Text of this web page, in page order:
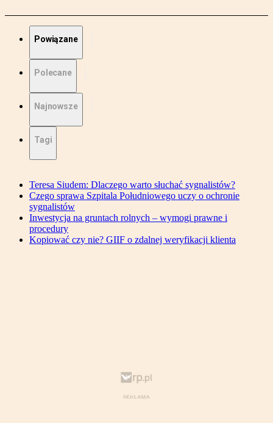
Powiązane
Polecane
Najnowsze
Tagi
Teresa Siudem: Dlaczego warto słuchać sygnalistów?
Czego sprawa Szpitala Południowego uczy o ochronie
sygnalistów
Inwestycja na gruntach rolnych – wymogi prawne i
procedury
Kopiować czy nie? GIIF o zdalnej weryfikacji klienta